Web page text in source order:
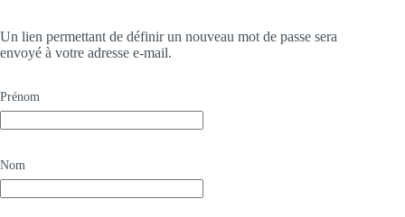
Un lien permettant de définir un nouveau mot de passe sera
envoyé à votre adresse e-mail.
Prénom
Nom